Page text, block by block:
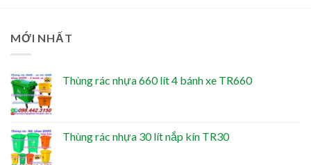
MỚI NHẤT
Thùng rác nhựa 660 lít 4 bánh xe TR660
Thùng rác nhựa 30 lít nắp kín TR30